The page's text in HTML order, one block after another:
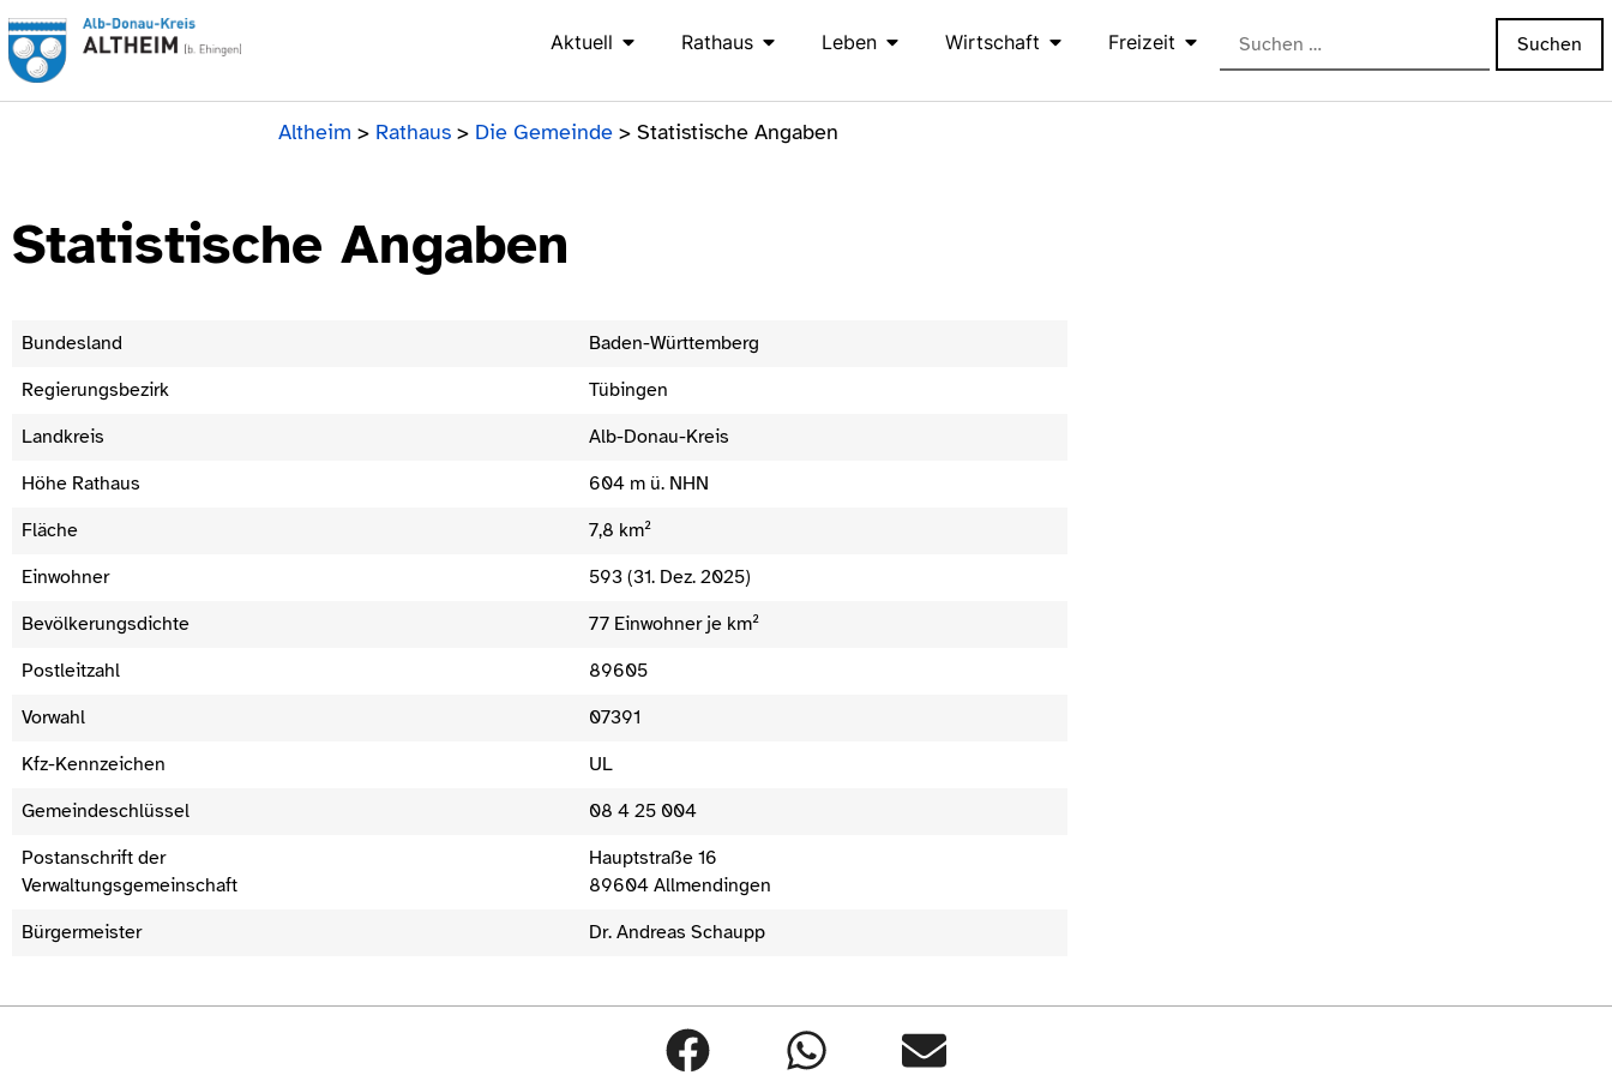
Aktuell Rathaus Leben Wirtschaft Freizeit
Altheim > Rathaus > Die Gemeinde > Statistische Angaben
Statistische Angaben
Bundesland
Baden-Württemberg
Regierungsbezirk
Tübingen
Landkreis
Alb-Donau-Kreis
Höhe Rathaus
604 m ü. NHN
Fläche
7,8 km²
Einwohner
593 (31. Dez. 2025)
Bevölkerungsdichte
77 Einwohner je km²
Postleitzahl
89605
Vorwahl
07391
Kfz-Kennzeichen
UL
Gemeindeschlüssel
08 4 25 004
Postanschrift der
Verwaltungsgemeinschaft
Hauptstraße 16
89604 Allmendingen
Bürgermeister
Dr. Andreas Schaupp